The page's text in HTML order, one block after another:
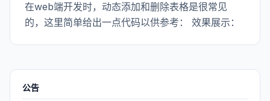
在web端开发时，动态添加和删除表格是很常见
的，这里简单给出一点代码以供参考： 效果展示：
公告